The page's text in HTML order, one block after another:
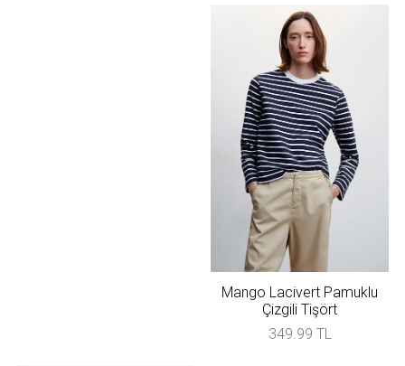
Mango Lacivert Pamuklu
Çizgili Tişört
349.99 TL